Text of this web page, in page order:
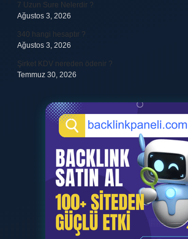
7 Uzun Sure Nelerdir ?
Ağustos 3, 2026
340 hangi hesaptır ?
Ağustos 3, 2026
Şirket KDV nereden ödenir ?
Temmuz 30, 2026